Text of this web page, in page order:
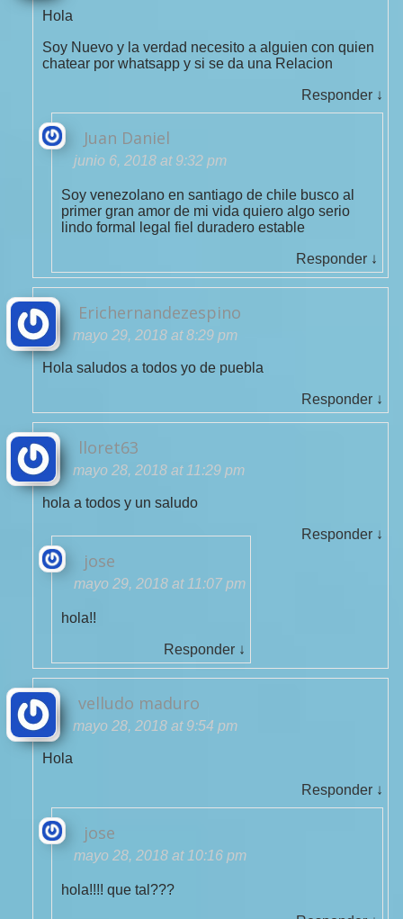
Hola
Soy Nuevo y la verdad necesito a alguien con quien
chatear por whatsapp y si se da una Relacion
Responder ↓
Juan Daniel
junio 6, 2018 at 9:32 pm
Soy venezolano en santiago de chile busco al
primer gran amor de mi vida quiero algo serio
lindo formal legal fiel duradero estable
Responder ↓
Erichernandezespino
mayo 29, 2018 at 8:29 pm
Hola saludos a todos yo de puebla
Responder ↓
lloret63
mayo 28, 2018 at 11:29 pm
hola a todos y un saludo
Responder ↓
jose
mayo 29, 2018 at 11:07 pm
hola!!
Responder ↓
velludo maduro
mayo 28, 2018 at 9:54 pm
Hola
Responder ↓
jose
mayo 28, 2018 at 10:16 pm
hola!!!! que tal???